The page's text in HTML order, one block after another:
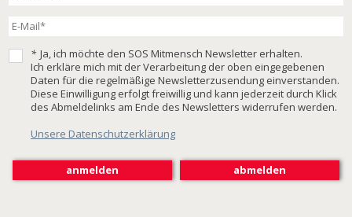
* Ja, ich möchte den SOS Mitmensch Newsletter erhalten.
Ich erkläre mich mit der Verarbeitung der oben eingegebenen
Daten für die regelmäßige Newsletterzusendung einverstanden.
Diese Einwilligung erfolgt freiwillig und kann jederzeit durch Klick
des Abmeldelinks am Ende des Newsletters widerrufen werden.
Unsere Datenschutzerklärung